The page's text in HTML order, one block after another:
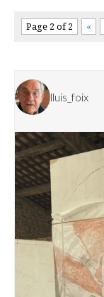
Page 2 of 2 «
lluis_foix